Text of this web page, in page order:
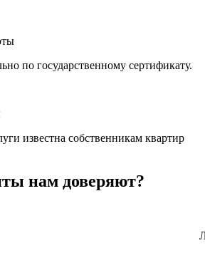
по государственному сертификату.
известна собственникам квартир
нам доверяют?